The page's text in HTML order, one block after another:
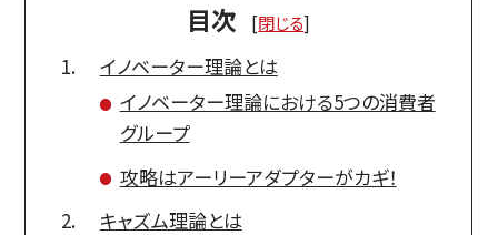
目次 [閉じる]
イノベーター理論とは
イノベーター理論における5つの消費者
グループ
攻略はアーリーアダプターがカギ！
キャズム理論とは